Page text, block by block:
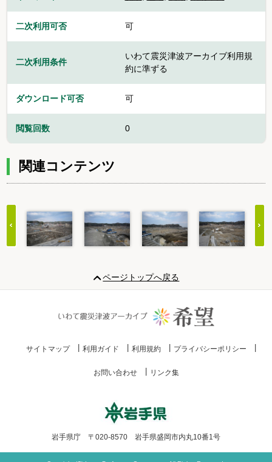
二次利用可否 可
二次利用条件
いわて震災津波アーカイブ利用規
約に準ずる
ダウンロード可否 可
閲覧回数 0
関連コンテンツ
20
ページトップへ戻る
サイトマップ 利用ガイド 利用規約 プライバシーポリシー
お問い合わせ リンク集
岩手県庁 〒020-8570 岩手県盛岡市内丸10番1号